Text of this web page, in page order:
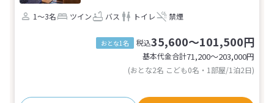
1～3名 ツイン バス トイレ 禁煙
おとな1名 税込35,600～101,500円
基本代金合計71,200〜203,000円
(おとな2名 こども0名・1部屋/1泊2日)